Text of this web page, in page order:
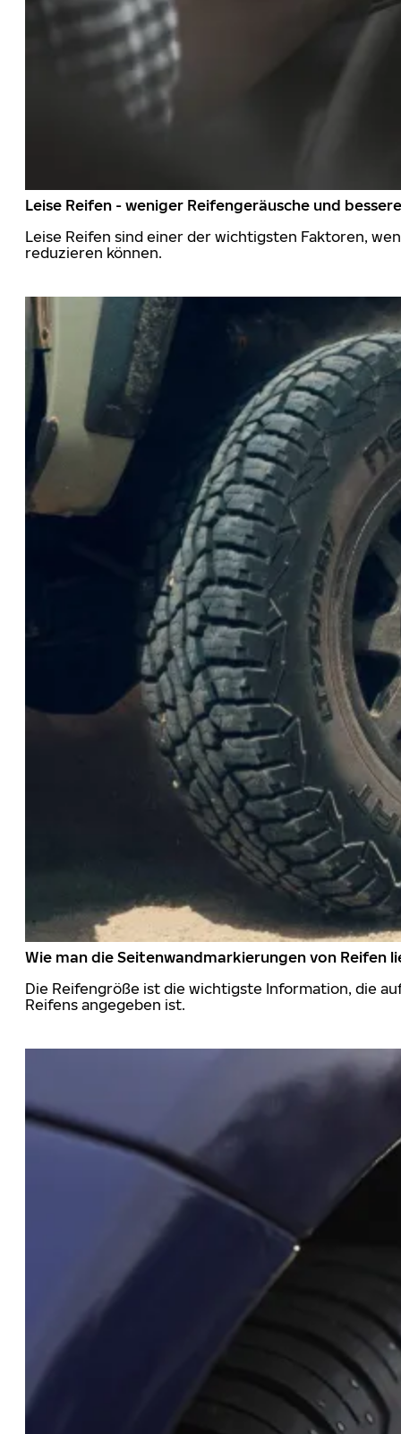
Leise Reifen - weniger Reifengeräusche und
Leise Reifen sind einer der wichtigsten Faktoren,
reduzieren können.
Wie man die Seitenwandmarkierungen von Reifen
Die Reifengröße ist die wichtigste Information, die
Reifens angegeben ist.